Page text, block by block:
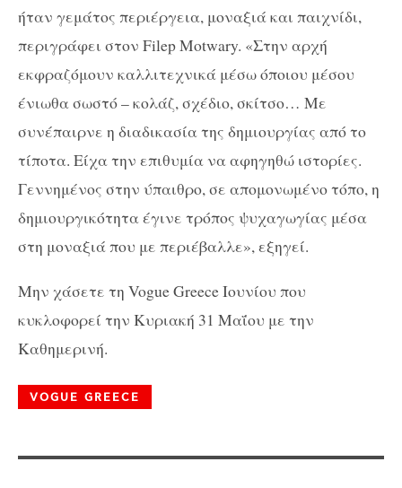
ήταν γεμάτος περιέργεια, μοναξιά και παιχνίδι,
περιγράφει στον Filep Motwary. «Στην αρχή
εκφραζόμουν καλλιτεχνικά μέσω όποιου μέσου
ένιωθα σωστό – κολάζ, σχέδιο, σκίτσο… Με
συνέπαιρνε η διαδικασία της δημιουργίας από το
τίποτα. Είχα την επιθυμία να αφηγηθώ ιστορίες.
Γεννημένος στην ύπαιθρο, σε απομονωμένο τόπο, η
δημιουργικότητα έγινε τρόπος ψυχαγωγίας μέσα
στη μοναξιά που με περιέβαλλε», εξηγεί.
Μην χάσετε τη Vogue Greece Ιουνίου που
κυκλοφορεί την Κυριακή 31 Μαΐου με την
Καθημερινή.
VOGUE GREECE